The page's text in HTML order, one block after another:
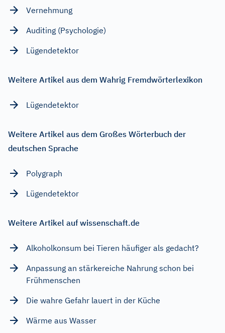
Vernehmung
Auditing (Psychologie)
Lügendetektor
Weitere Artikel aus dem Wahrig Fremdwörterlexikon
Lügendetektor
Weitere Artikel aus dem Großes Wörterbuch der
deutschen Sprache
Polygraph
Lügendetektor
Weitere Artikel auf wissenschaft.de
Alkoholkonsum bei Tieren häufiger als gedacht?
Anpassung an stärkereiche Nahrung schon bei
Frühmenschen
Die wahre Gefahr lauert in der Küche
Wärme aus Wasser